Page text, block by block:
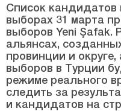
Малатья
Маниса
Мардин
Мерсин
Мугла
Список кандидатов
выборах 31 марта
выборов Yeni Şafak.
альянсах,
провинции и
выборов в Турции
режиме реального
следить за
и кандидатов на